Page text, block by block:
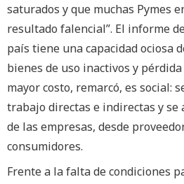
saturados y que muchas Pymes
resultado falencial”. El informe
país tiene una capacidad ociosa
bienes de uso inactivos y
mayor costo, remarcó, es social:
trabajo directas e indirectas y se
de las empresas, desde
consumidores.
Frente a la falta de condiciones